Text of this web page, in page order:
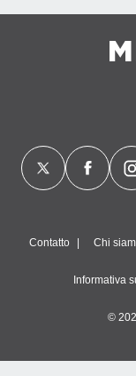
Contatto Chi
Informativa
©